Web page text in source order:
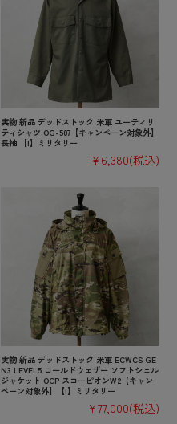
実物 新品 デッドストック 米軍 ユーティリ
ティシャツ OG-507【キャンペーン対象外】
長袖 【I】ミリタリー
¥6,380(税込)
実物 新品 デッドストック 米軍 ECWCS GE
N3 LEVEL5 コールドウェザー ソフトシェル
ジャケット OCP スコーピオンW2【キャン
ペーン対象外】【I】ミリタリー
¥77,000(税込)